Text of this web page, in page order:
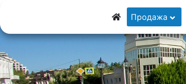
8
8
Продажа